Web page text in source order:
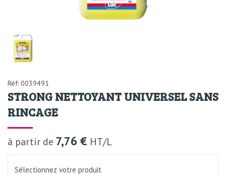
Réf: 0039491
STRONG NETTOYANT UNIVERSEL SANS
RINCAGE
à partir de 7,76 € HT/L
Sélectionnez votre produit